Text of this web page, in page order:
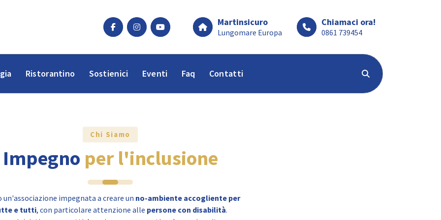
Martinsicuro
Lungomare Europa
Chiamaci ora!
0861 739454
Ristorantino Sostienici Eventi Faq Contatti
Chi Siamo
Impegno per l'inclusione
un'associazione impegnata a creare un no-ambiente accogliente per
e tutti, con particolare attenzione alle persone con disabilità.